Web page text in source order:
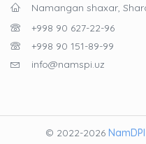
Namangan shaxar,
+998 90 627-22-96
+998 90 151-89-99
info@namspi.uz
© 2022-2026